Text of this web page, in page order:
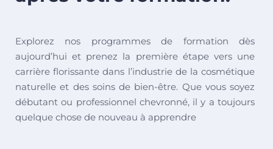
Explorez nos programmes de formation dès
aujourd’hui et prenez la première étape vers une
carrière florissante dans l’industrie de la cosmétique
naturelle et des soins de bien-être. Que vous soyez
débutant ou professionnel chevronné, il y a toujours
quelque chose de nouveau à apprendre